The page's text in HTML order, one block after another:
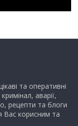
та оперативні
аварії,
рецепти та блоги
Вас корисним та